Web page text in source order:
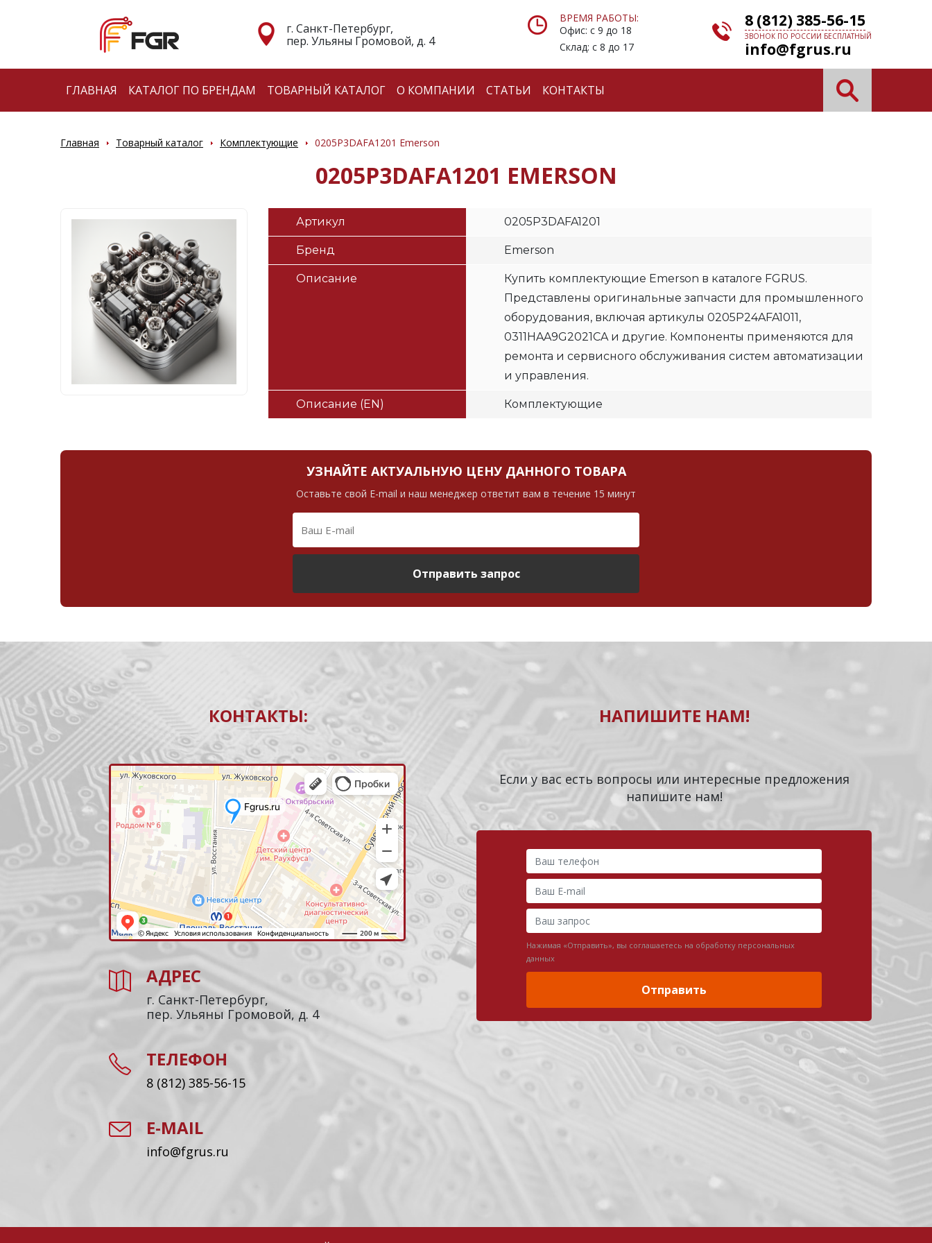
г. Санкт-Петербург,
пер. Ульяны Громовой, д. 4
ВРЕМЯ РАБОТЫ:
Офис: с 9 до 18
Склад: с 8 до 17
8 (812) 385-56-15
ЗВОНОК ПО РОССИИ БЕСПЛАТНЫЙ
info@fgrus.ru
ГЛАВНАЯ КАТАЛОГ ПО БРЕНДАМ ТОВАРНЫЙ КАТАЛОГ О КОМПАНИИ СТАТЬИ КОНТАКТЫ
Главная Товарный каталог Комплектующие 0205P3DAFA1201 Emerson
0205P3DAFA1201 EMERSON
Артикул 0205P3DAFA1201
Бренд Emerson
Описание
Купить комплектующие Emerson в каталоге FGRUS.
Представлены оригинальные запчасти для промышленного
оборудования, включая артикулы 0205P24AFA1011,
0311HAA9G2021CA и другие. Компоненты применяются для
ремонта и сервисного обслуживания систем автоматизации
и управления.
Описание (EN) Комплектующие
УЗНАЙТЕ АКТУАЛЬНУЮ ЦЕНУ ДАННОГО ТОВАРА
Оставьте свой E-mail и наш менеджер ответит вам в течение 15 минут
Отправить запрос
КОНТАКТЫ:
АДРЕС
г. Санкт-Петербург,
пер. Ульяны Громовой, д. 4
ТЕЛЕФОН
8 (812) 385-56-15
E-MAIL
info@fgrus.ru
НАПИШИТЕ НАМ!
Если у вас есть вопросы или интересные предложения
напишите нам!
Нажимая «Отправить», вы соглашаетесь на обработку персональных
данных
Отправить